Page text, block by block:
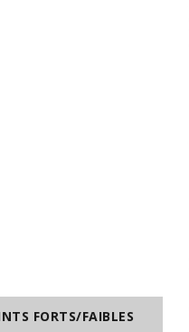
FORTS/FAIBLES